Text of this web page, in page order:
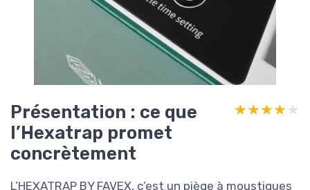
Présentation : ce que
l’Hexatrap promet
concrètement
★★★★★
★★★★★
L’HEXATRAP BY FAVEX, c’est un piège à moustiques